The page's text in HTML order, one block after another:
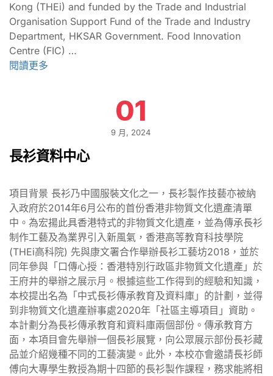
Kong (THEi) and funded by the Trade and Industrial
Organisation Support Fund of the Trade and Industry
Department, HKSAR Government. Food Innovation
Centre (FIC) …
閱讀更多
01
9 月, 2024
長衫資料中心
項目背景 長衫乃中國服裝文化之一，長衫製作技藝亦被納
入政府於2014年6月公布的首份香港非物質文化遺產清單
中。為宏揚此具香港特式的非物質文化遺產，並為傳承長衫
制作工藝及為業界引入新風氣，香港高等教育科技學院
(THEi高科院) 先與康文署合作舉辦長衫工藝坊2018，並於
同年參與「口傳心授：香港特別行政區非物質文化遺產」於
王府井的舉辦之展示月。根據這些工作得到的經驗和知識，
本校提出名為「中式長衫傳承教育及資料庫」的計劃，並得
到非物質文化遺產辦事處2020年「社區主導項目」資助。
本計劃分為長衫傳承教育和資料庫兩個部份。傳承教育方
面，本項目會先舉辦一個長衫展覽，向公眾展示部份長衫藏
品並介紹幾種不同的工藝演變。此外，本校亦會邀請長衫師
傅向大專學生教授為期十四節的長衫製作課程，務求能將相